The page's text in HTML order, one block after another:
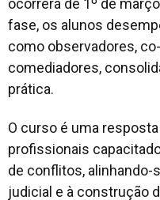
ocorrerá de 1º de
fase, os alunos
como observadores,
comediadores,
prática.
O curso é uma
profissionais
de conflitos,
judicial e à construção